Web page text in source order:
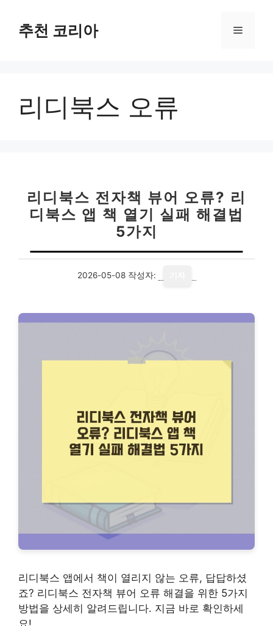
추천 코리아 메
리디북스 오류
리디북스 전자책 뷰어 오류? 리
디북스 앱 책 열기 실패 해결법
5가지
2026-05-08 작성자:
리디북스 앱에서 책이 열리지 않는 오류, 답답하셨
죠? 리디북스 전자책 뷰어 오류 해결을 위한 5가지
방법을 상세히 알려드립니다. 지금 바로 확인하세
요!